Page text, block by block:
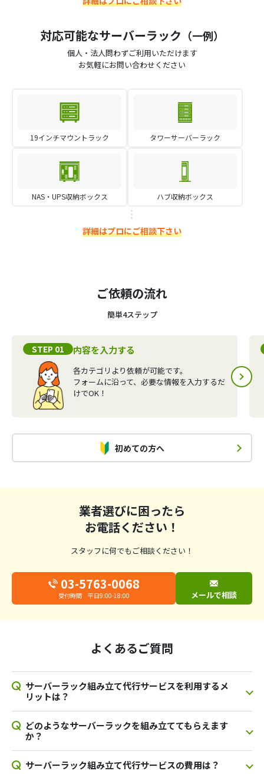
対応可能なサーバーラック （一例）
個人・法人問わずご利用いただけます
お気軽にお問い合わせください
19インチマウントラック タワーサーバーラック
NAS・UPS収納ボックス ハブ収納ボックス
詳細はプロにご相談下さい
ご依頼の流れ
簡単4ステップ
STEP 01 内容を入力する
各カテゴリより依頼が可能です。
フォームに沿って、必要な情報を入力するだ
けでOK！
初めての方へ
業者選びに困ったら
お電話ください！
スタッフに何でもご相談ください！
03-5763-0068
受付時間 平日9:00-18:00 メールで相談
よくあるご質問
サーバーラック組み立て代行サービスを利用するメ
リットは？
どのようなサーバーラックを組み立ててもらえます
か？
サーバーラック組み立て代行サービスの費用は？